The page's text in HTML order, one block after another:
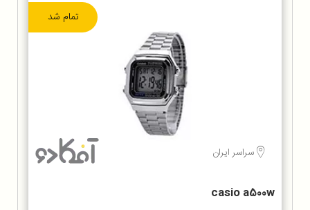
تمام شد
سراسر ایران
casio a500w